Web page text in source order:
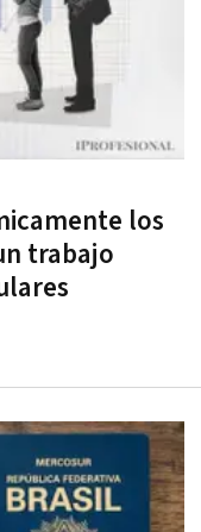
los
trabajo